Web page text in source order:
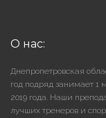
О нас:
Днепропетровская
год подряд занимает 1
2019 года. Наши
лучших тренеров и